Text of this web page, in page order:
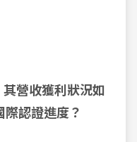
營收獲利狀況如
認證進度？